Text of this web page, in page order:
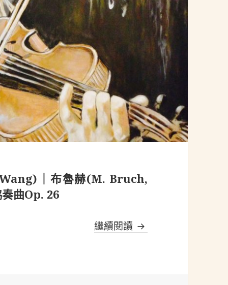
｜布魯赫(M. Bruch,
曲Op. 26
繼續閱讀 台灣小提琴之星-王